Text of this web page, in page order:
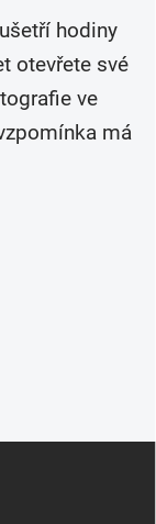
hodiny
otevřete své
ve
má